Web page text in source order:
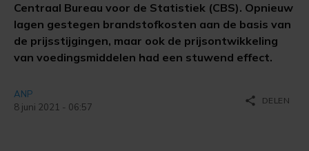
Centraal Bureau voor de Statistiek (CBS). Opnieuw
lagen gestegen brandstofkosten aan de basis van
de prijsstijgingen, maar ook de prijsontwikkeling
van voedingsmiddelen had een stuwend effect.
ANP
8 juni 2021 - 06:57
share DELEN